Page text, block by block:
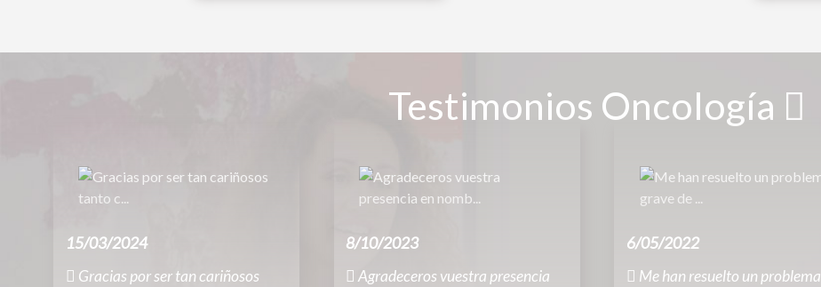
Testimonios Oncología
15/03/2024
Gracias por ser tan cariñosos
8/10/2023
Agradeceros vuestra presencia
6/05/2022
Me han resuelto un problema